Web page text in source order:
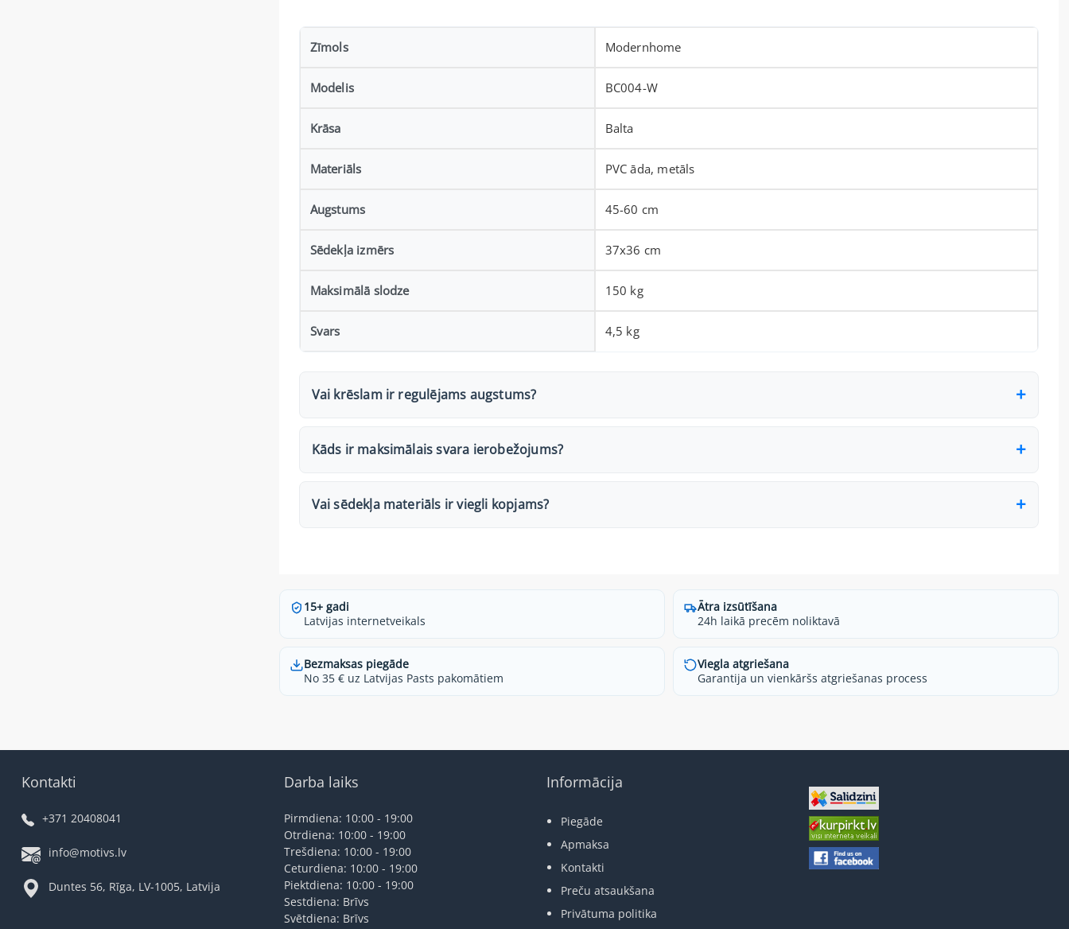
Zīmols Modernhome
Modelis BC004-W
Krāsa Balta
Materiāls PVC āda, metāls
Augstums 45-60 cm
Sēdekļa izmērs 37x36 cm
Maksimālā slodze 150 kg
Svars 4,5 kg
Vai krēslam ir regulējams augstums?
Kāds ir maksimālais svara ierobežojums?
Vai sēdekļa materiāls ir viegli kopjams?
15+ gadi
Latvijas internetveikals
Ātra izsūtīšana
24h laikā precēm noliktavā
Bezmaksas piegāde
No 35 € uz Latvijas Pasts pakomātiem
Viegla atgriešana
Garantija un vienkāršs atgriešanas process
Kontakti
+371 20408041
info@motivs.lv
Duntes 56, Rīga, LV-1005, Latvija
Darba laiks
Pirmdiena: 10:00 - 19:00
Otrdiena: 10:00 - 19:00
Trešdiena: 10:00 - 19:00
Ceturdiena: 10:00 - 19:00
Piektdiena: 10:00 - 19:00
Sestdiena: Brīvs
Svētdiena: Brīvs
Informācija
Piegāde
Apmaksa
Kontakti
Preču atsaukšana
Privātuma politika